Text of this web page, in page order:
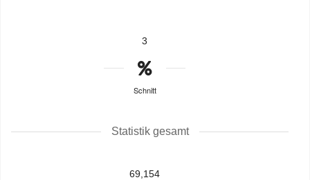
3
Schnitt
Statistik gesamt
69,154